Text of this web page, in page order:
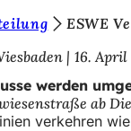
ESWE
16. April
werden
ab
verkehren